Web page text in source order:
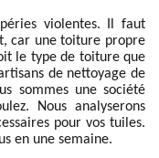
violentes. Il faut
car une toiture propre
le type de toiture que
de nettoyage de
sommes une société
Nous analyserons
pour vos tuiles.
en une semaine.